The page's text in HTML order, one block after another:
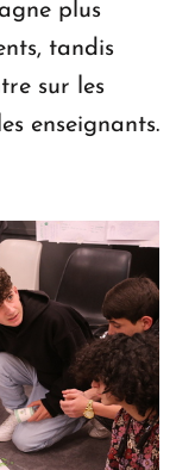
plus
tandis
sur les
enseignants.